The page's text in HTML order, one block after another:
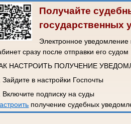
Получайте
государственных
Электронное уведомление
сразу после отправки его судом
НАСТРОИТЬ ПОЛУЧЕНИЕ
Зайдите в настройки Госпочты
Включите подписку на суды
получение судебных